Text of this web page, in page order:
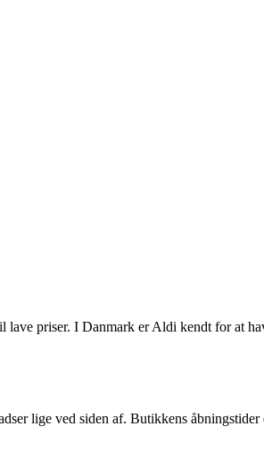
priser. I Danmark er Aldi kendt for at
lige ved siden af. Butikkens